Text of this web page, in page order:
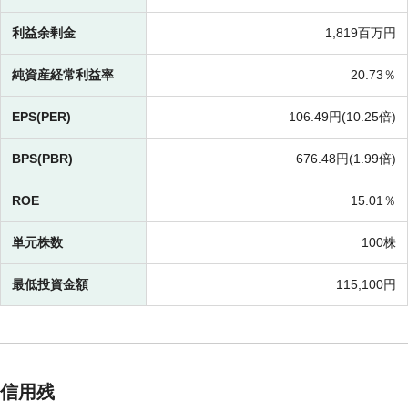
利益余剰金 1,819百万円
純資産経常利益率 20.73％
EPS(PER) 106.49円(10.25倍)
BPS(PBR) 676.48円(1.99倍)
ROE 15.01％
単元株数 100株
最低投資金額 115,100円
信用残